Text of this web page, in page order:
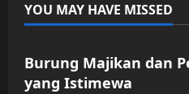
YOU MAY HAVE MISSED
Uncategorized
Burung Majikan dan
yang Istimewa